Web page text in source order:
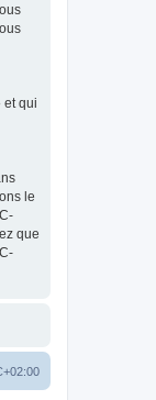
et qui
le
que